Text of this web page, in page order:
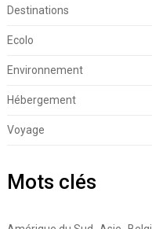
Destinations
Ecolo
Environnement
Hébergement
Voyage
Mots clés